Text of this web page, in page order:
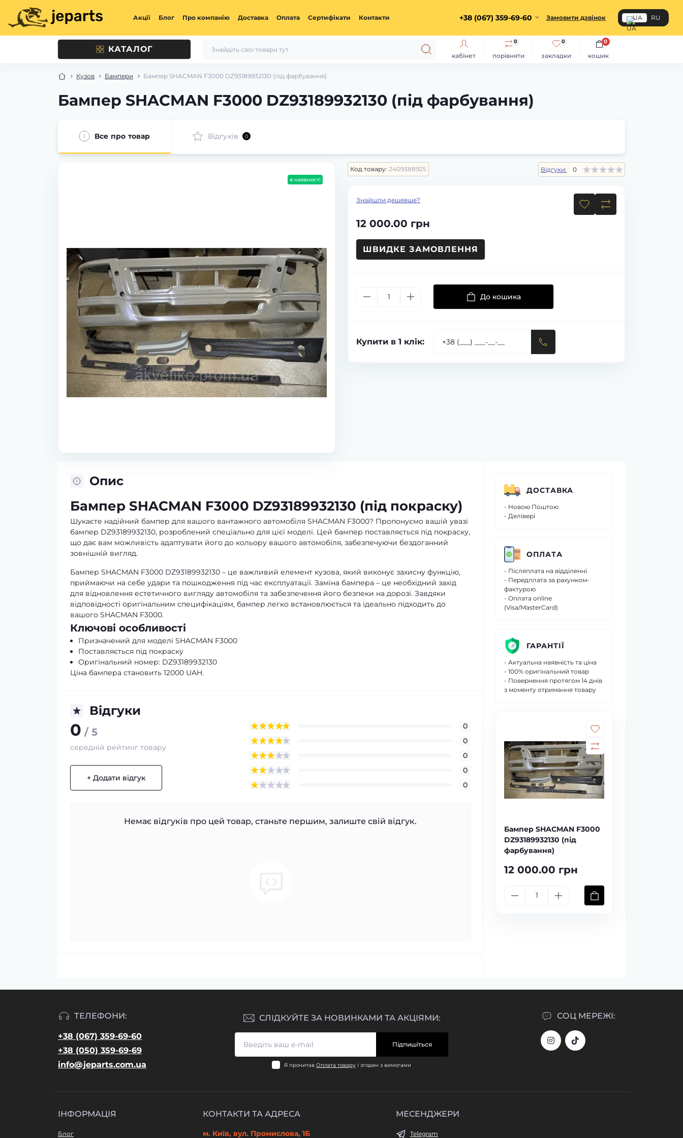
Акції Блог Про компанію Доставка Оплата Сертифікати Контакти +38 (067) 359-69-60 Замовити дзвінок UA RU
КАТАЛОГ
кабінет порівняти
0
закладки
0
кошик
0
Кузов Бампери Бампер SHACMAN F3000 DZ93189932130 (під фарбування)
Бампер SHACMAN F3000 DZ93189932130 (під фарбування)
Все про товар Відгуків 0
в наявності
Код товару: 2409388925 Відгуки: 0
Знайшли дешевше?
12 000.00 грн
ШВИДКЕ ЗАМОВЛЕННЯ
До кошика
Купити в 1 клік:
Опис
Бампер SHACMAN F3000 DZ93189932130 (під покраску)
Шукаєте надійний бампер для вашого вантажного автомобіля SHACMAN F3000? Пропонуємо вашій увазі
бампер DZ93189932130, розроблений спеціально для цієї моделі. Цей бампер поставляється під покраску,
що дає вам можливість адаптувати його до кольору вашого автомобіля, забезпечуючи бездоганний
зовнішній вигляд.
Бампер SHACMAN F3000 DZ93189932130 – це важливий елемент кузова, який виконує захисну функцію,
приймаючи на себе удари та пошкодження під час експлуатації. Заміна бампера – це необхідний захід
для відновлення естетичного вигляду автомобіля та забезпечення його безпеки на дорозі. Завдяки
відповідності оригінальним специфікаціям, бампер легко встановлюється та ідеально підходить до
вашого SHACMAN F3000.
Ключові особливості
Призначений для моделі SHACMAN F3000
Поставляється під покраску
Оригінальний номер: DZ93189932130
Ціна бампера становить 12000 UAH.
Відгуки
0 / 5
середній рейтинг товару
+ Додати відгук
0
0
0
0
0
Немає відгуків про цей товар, станьте першим, залиште свій відгук.
ДОСТАВКА
- Новою Поштою
- Делівері
ОПЛАТА
- Післяплата на відділенні
- Передплата за рахунком-
фактурою
- Оплата online
(Visa/MasterCard)
ГАРАНТІЇ
- Актуальна наявність та ціна
- 100% оригінальний товар
- Повернення протягом 14 днів
з моменту отримання товару
Бампер SHACMAN F3000
DZ93189932130 (під
фарбування)
12 000.00 грн
ТЕЛЕФОНИ:
+38 (067) 359-69-60
+38 (050) 359-69-69
info@jeparts.com.ua
СОЦ МЕРЕЖІ:
СЛІДКУЙТЕ ЗА НОВИНКАМИ ТА АКЦІЯМИ:
Підпишіться
Я прочитав Оплата товару і згоден з вимогами
ІНФОРМАЦІЯ
Блог
КОНТАКТИ ТА АДРЕСА
м. Київ, вул. Промислова, 1Б
МЕСЕНДЖЕРИ
Telegram